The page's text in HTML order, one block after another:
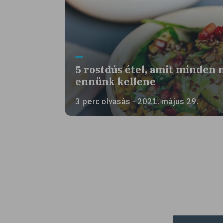
5 rostdús étel, amit minden
ennünk kellene
3 perc olvasás - 2021. május 29.